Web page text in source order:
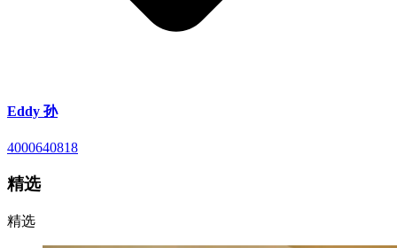
Eddy 孙
4000640818
精选
精选